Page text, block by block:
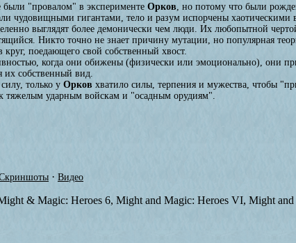
были "провалом" в эксперименте Орков , но потому что были
чудовищными гигантами, тело и разум испорчены хаотическими
выглядят более демонически чем люди. Их любопытной
Никто точно не знает причину мутации, но популярная
круг, поедающего свой собственный хвост.
когда они обижены (физически или эмоционально), они
их собственный вид.
только у Орков хватило силы, терпения и мужества, чтобы
тяжелым ударным войскам и "осадным орудиям".
· Видео
& Magic: Heroes 6, Might and Magic: Heroes VI, Might and